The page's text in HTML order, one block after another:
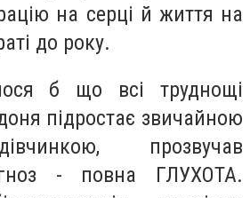
на серці й життя на
до року.
б що всі труднощі
підростає звичайною
прозвучав
- повна ГЛУХОТА.